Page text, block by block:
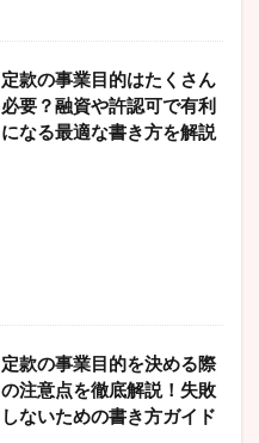
定款の事業目的はたくさん
必要？融資や許認可で有利
になる最適な書き方を解説
定款の事業目的を決める際
の注意点を徹底解説！失敗
しないための書き方ガイド